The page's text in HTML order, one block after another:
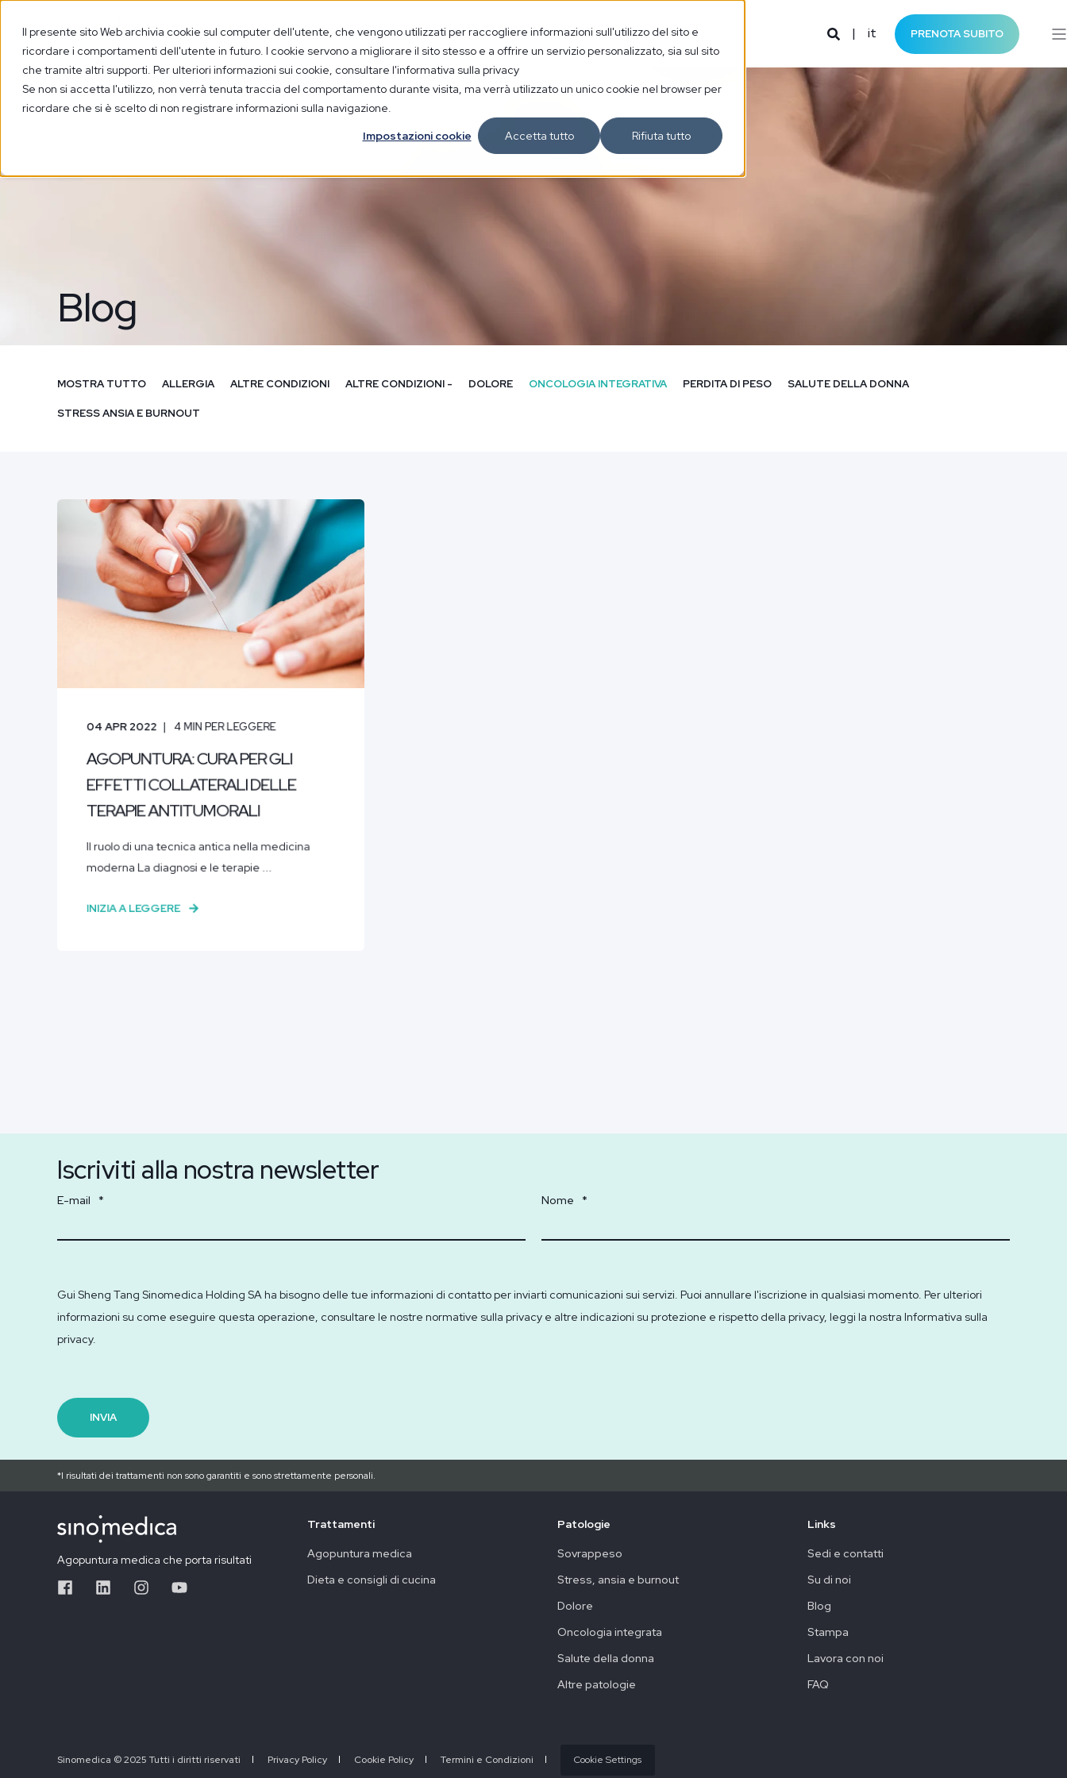
Il presente sito Web archivia cookie sul computer dell'utente, che vengono utilizzati per raccogliere informazioni sull'utilizzo del sito e
ricordare i comportamenti dell'utente in futuro. I cookie servono a migliorare il sito stesso e a offrire un servizio personalizzato, sia sul sito
che tramite altri supporti. Per ulteriori informazioni sui cookie, consultare l'informativa sulla privacy
Se non si accetta l'utilizzo, non verrà tenuta traccia del comportamento durante visita, ma verrà utilizzato un unico cookie nel browser per
ricordare che si è scelto di non registrare informazioni sulla navigazione.
Impostazioni cookie
Accetta tutto Rifiuta tutto
it PRENOTA SUBITO
Blog
MOSTRA TUTTO ALLERGIA ALTRE CONDIZIONI ALTRE CONDIZIONI - DOLORE ONCOLOGIA INTEGRATIVA PERDITA DI PESO SALUTE DELLA DONNA
STRESS ANSIA E BURNOUT
04 APR 2022 4 MIN PER LEGGERE
AGOPUNTURA: CURA PER GLI
EFFETTI COLLATERALI DELLE
TERAPIE ANTITUMORALI
Il ruolo di una tecnica antica nella medicina
moderna La diagnosi e le terapie ...
INIZIA A LEGGERE
Iscriviti alla nostra newsletter
E-mail * Nome *
Gui Sheng Tang Sinomedica Holding SA ha bisogno delle tue informazioni di contatto per inviarti comunicazioni sui servizi. Puoi annullare l'iscrizione in qualsiasi momento. Per ulteriori
informazioni su come eseguire questa operazione, consultare le nostre normative sulla privacy e altre indicazioni su protezione e rispetto della privacy, leggi la nostra Informativa sulla
privacy.
*I risultati dei trattamenti non sono garantiti e sono strettamente personali.
Agopuntura medica che porta risultati
Trattamenti
Agopuntura medica
Dieta e consigli di cucina
Patologie
Sovrappeso
Stress, ansia e burnout
Dolore
Oncologia integrata
Salute della donna
Altre patologie
Links
Sedi e contatti
Su di noi
Blog
Stampa
Lavora con noi
FAQ
Sinomedica © 2025 Tutti i diritti riservati Privacy Policy Cookie Policy Termini e Condizioni Cookie Settings